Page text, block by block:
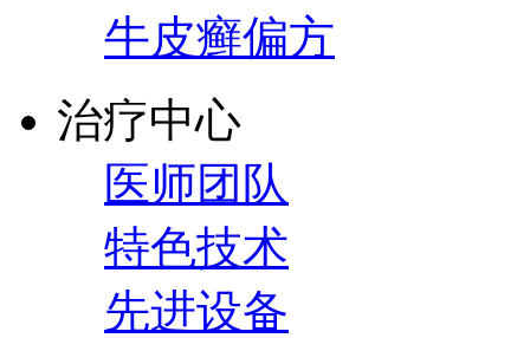
牛皮癣偏方
治疗中心
医师团队
特色技术
先进设备